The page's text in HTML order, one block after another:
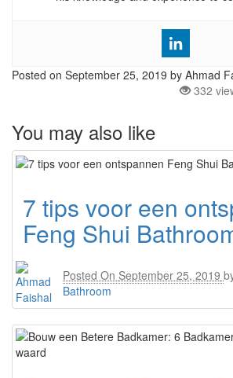
Posted on September 25, 2019 by Ahmad
332
You may also like
7 tips voor een
Feng Shui
Posted On September 25, 2019
Bathroom